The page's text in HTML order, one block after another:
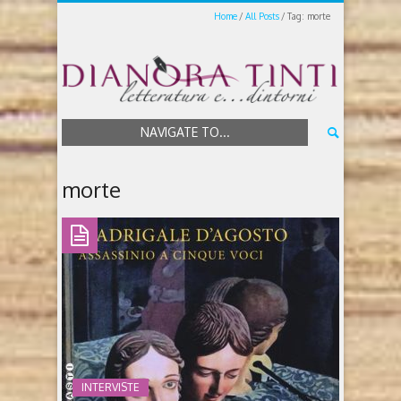
Home All Posts Tag: morte
NAVIGATE TO...
morte
INTERVISTE